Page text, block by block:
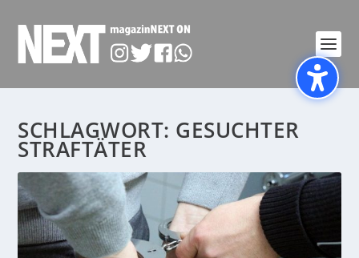
SCHLAGWORT: GESUCHTER
STRAFTÄTER